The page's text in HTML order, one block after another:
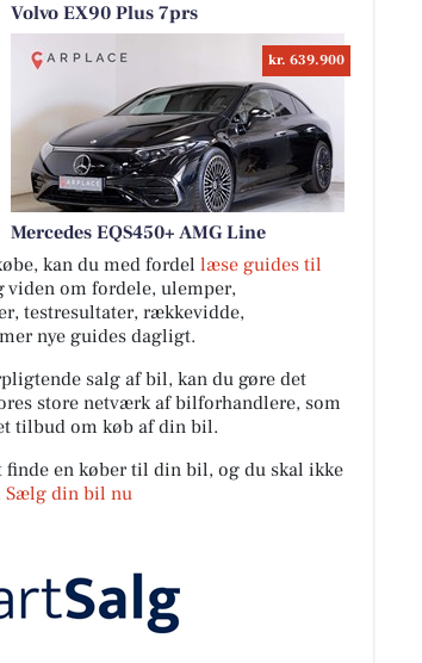
Volvo EX90 Plus 7prs
kr. 639.900
Mercedes EQS450+ AMG Line
kan du med fordel læse guides til
om fordele, ulemper,
testresultater, rækkevidde,
nye guides dagligt.
salg af bil, kan du gøre det
store netværk af bilforhandlere, som
tilbud om køb af din bil.
en køber til din bil, og du skal ikke
Sælg din bil nu